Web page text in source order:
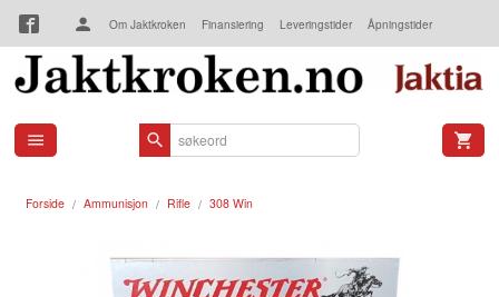
Gå
innholdet
Om Jaktkroken Finansiering Leveringstider Åpningstider
Kjøpsbetingelser Kontakt oss
Forside Ammunisjon Rifle 308 Win